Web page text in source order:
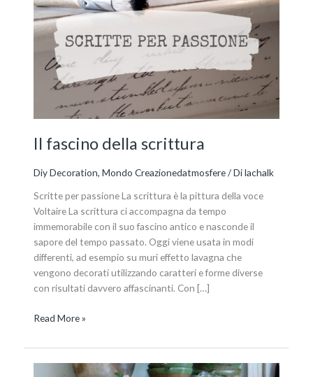
Il fascino della scrittura
Diy Decoration,Mondo Creazionedatmosfere/ Dilachalk
Scritte per passione La scrittura è la pittura della voce
Voltaire La scrittura ci accompagna da tempo
immemorabile con il suo fascino antico e nasconde il
sapore del tempo passato. Oggi viene usata in modi
differenti, ad esempio su muri effetto lavagna che
vengono decorati utilizzando caratteri e forme diverse
con risultati davvero affascinanti. Con […]
fascino
della
scrittura
Read More »